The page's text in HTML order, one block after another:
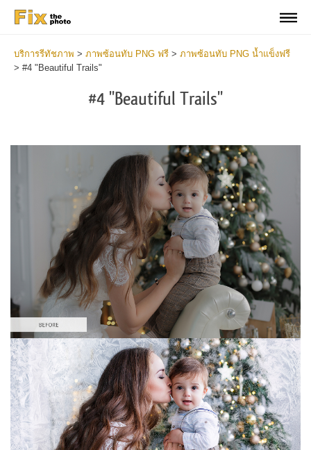
บริการรีทัชภาพ > ภาพซ้อนทับ PNG ฟรี > ภาพซ้อนทับ PNG น้ำแข็งฟรี
> #4 "Beautiful Trails"
#4 "Beautiful Trails"
โปรดเลือก
Free PNG Overlay #4